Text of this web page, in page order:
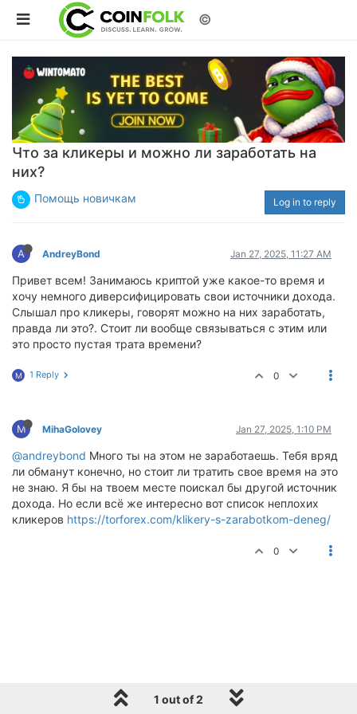
©
Что за кликеры и можно ли заработать на
них?
Помощь новичкам Log in to reply
A AndreyBond Jan 27, 2025, 11:27 AM
Привет всем! Занимаюсь криптой уже какое-то время и
хочу немного диверсифицировать свои источники дохода.
Слышал про кликеры, говорят можно на них заработать,
правда ли это?. Стоит ли вообще связываться с этим или
это просто пустая трата времени?
M 1 Reply 0
M MihaGolovey Jan 27, 2025, 1:10 PM
@andreybond Много ты на этом не заработаешь. Тебя вряд
ли обманут конечно, но стоит ли тратить свое время на это
не знаю. Я бы на твоем месте поискал бы другой источник
дохода. Но если всё же интересно вот список неплохих
кликеров https://torforex.com/klikery-s-zarabotkom-deneg/
0
1 out of 2